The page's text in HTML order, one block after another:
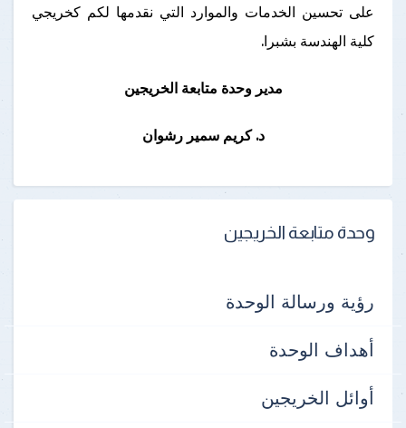
على تحسين الخدمات والموارد التي نقدمها لكم كخريجي
كلية الهندسة بشبرا.
مدير وحدة متابعة الخريجين
د. كريم سمير رشوان
وحدة متابعة الخريجين
رؤية ورسالة الوحدة
أهداف الوحدة
أوائل الخريجين